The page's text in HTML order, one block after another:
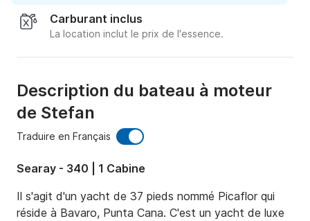
Carburant inclus
La location inclut le prix de l'essence.
Description du bateau à moteur
de Stefan
Traduire en Français
Searay - 340 | 1 Cabine
Il s'agit d'un yacht de 37 pieds nommé Picaflor qui
réside à Bavaro, Punta Cana. C'est un yacht de luxe